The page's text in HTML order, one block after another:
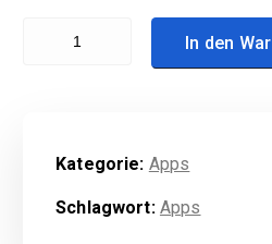
In den
Kategorie: Apps
Schlagwort: Apps